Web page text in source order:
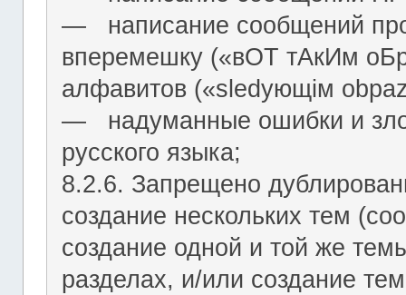
― написание сообщений
вперемешку («вОТ тАкИм
алфавитов («slеdующiм
― надуманные ошибки и
русского языка;
8.2.6. Запрещено
создание нескольких тем
создание одной и той же
разделах, и/или создание